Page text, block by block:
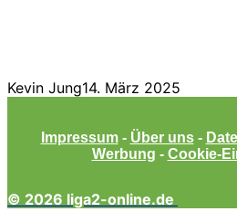
Kevin Jung14. März 2025
Impressum - Über uns -
Werbung - Cookie-
© 2026 liga2-online.de